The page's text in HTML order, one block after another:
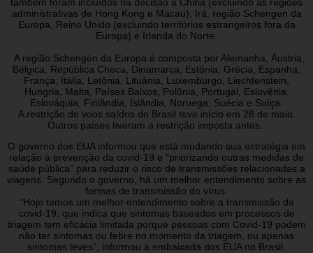
administrativas de Hong Kong e Macau), Irã, região Schengen da
Europa, Reino Unido (excluindo territórios estrangeiros fora da
Europa) e Irlanda do Norte.
A região Schengen da Europa é composta por Alemanha, Áustria,
Bélgica, República Checa, Dinamarca, Estônia, Grécia, Espanha,
França, Itália, Letônia, Lituânia, Luxemburgo, Liechtenstein,
Hungria, Malta, Países Baixos, Polônia, Portugal, Eslovênia,
Eslováquia, Finlândia, Islândia, Noruega, Suécia e Suíça.
A restrição de voos saídos do Brasil teve início em 28 de maio.
Outros países tiveram a restrição imposta antes.
O governo dos EUA informou que está mudando sua estratégia em
relação à prevenção da covid-19 e “priorizando outras medidas de
saúde pública” para reduzir o risco de transmissões relacionadas a
viagens. Segundo o governo, há um melhor entendimento sobre as
formas de transmissão do vírus.
“Hoje temos um melhor entendimento sobre a transmissão da
covid-19, que indica que sintomas baseados em processos de
triagem tem eficácia limitada porque pessoas com Covid-19 podem
não ter sintomas ou febre no momento da triagem, ou apenas
sintomas leves”, informou a embaixada dos EUA no Brasil.